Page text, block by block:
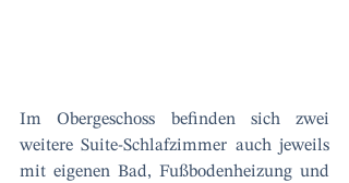
Im Obergeschoss befinden sich zwei
weitere Suite-Schlafzimmer auch jeweils
mit eigenen Bad, Fußbodenheizung und